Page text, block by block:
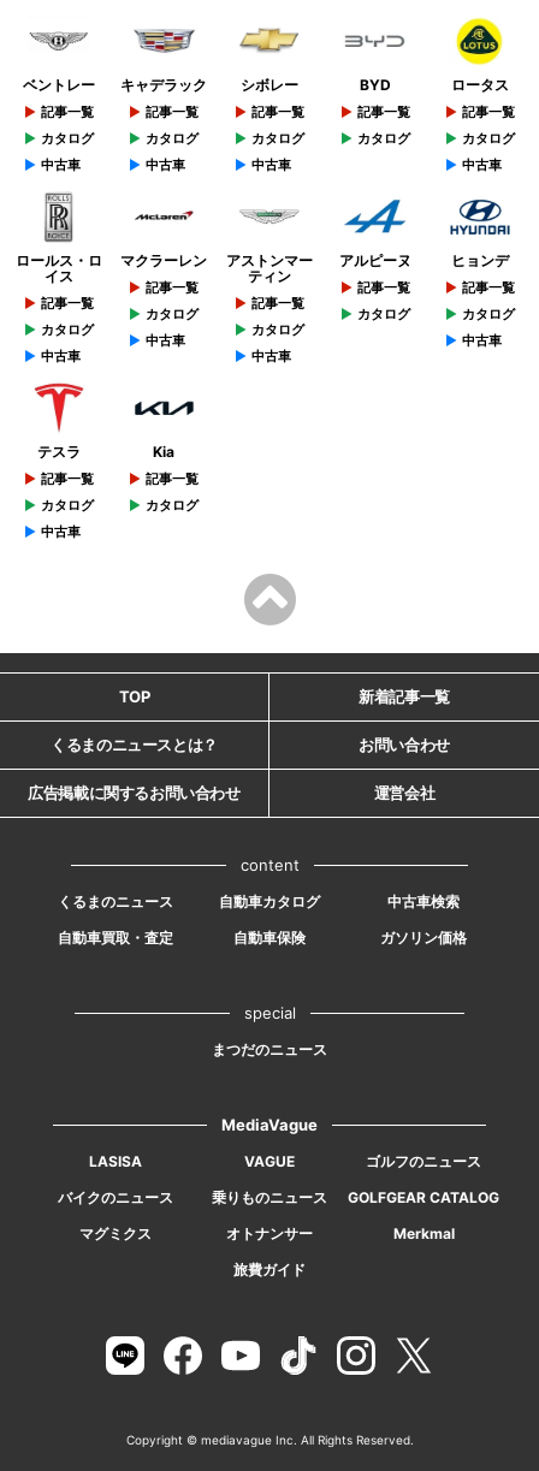
ベントレー
記事一覧
カタログ
中古車
キャデラック
記事一覧
カタログ
中古車
シボレー
記事一覧
カタログ
中古車
BYD
記事一覧
カタログ
ロータス
記事一覧
カタログ
中古車
ロールス・ロ
イス
記事一覧
カタログ
中古車
マクラーレン
記事一覧
カタログ
中古車
アストンマー
ティン
記事一覧
カタログ
中古車
アルピーヌ
記事一覧
カタログ
ヒョンデ
記事一覧
カタログ
中古車
テスラ
記事一覧
カタログ
中古車
Kia
記事一覧
カタログ
TOP 新着記事一覧
くるまのニュースとは？ お問い合わせ
広告掲載に関するお問い合わせ 運営会社
content
くるまのニュース 自動車カタログ
中古車検索
自動車買取・査定
自動車保険 ガソリン価格
special
まつだのニュース
MediaVague
LASISA VAGUE
ゴルフのニュース
バイクのニュース
乗りものニュース
GOLFGEAR CATALOG
マグミクス
オトナンサー
Merkmal
旅費ガイド
Copyright © mediavague Inc. All Rights Reserved.